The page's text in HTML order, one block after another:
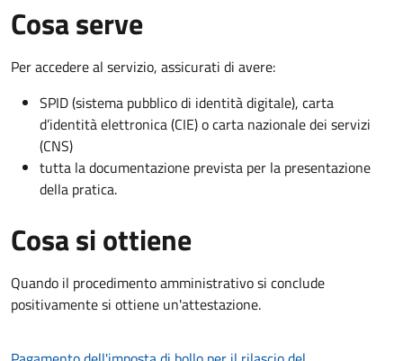
Cosa serve
Per accedere al servizio, assicurati di avere:
SPID (sistema pubblico di identità digitale), carta
d’identità elettronica (CIE) o carta nazionale dei servizi
(CNS)
tutta la documentazione prevista per la presentazione
della pratica.
Cosa si ottiene
Quando il procedimento amministrativo si conclude
positivamente si ottiene un'attestazione.